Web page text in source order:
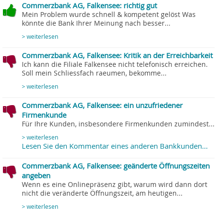
Commerzbank AG, Falkensee: richtig gut
Mein Problem wurde schnell & kompetent gelöst Was
könnte die Bank Ihrer Meinung nach besser...
> weiterlesen
Commerzbank AG, Falkensee: Kritik an der Erreichbarkeit
Ich kann die Filiale Falkensee nicht telefonisch erreichen.
Soll mein Schliessfach raeumen, bekomme...
> weiterlesen
Commerzbank AG, Falkensee: ein unzufriedener
Firmenkunde
Für Ihre Kunden, insbesondere Firmenkunden zumindest...
> weiterlesen
Lesen Sie den Kommentar eines anderen Bankkunden...
Commerzbank AG, Falkensee: geänderte Öffnungszeiten
angeben
Wenn es eine Onlinepräsenz gibt, warum wird dann dort
nicht die veränderte Öffnungszeit, am heutigen...
> weiterlesen